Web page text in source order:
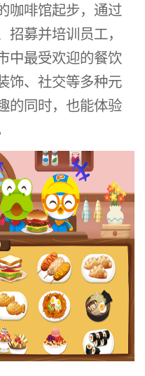
咖啡馆起步，通过
募并培训员工，
中最受欢迎的餐饮
饰、社交等多种元
的同时，也能体验